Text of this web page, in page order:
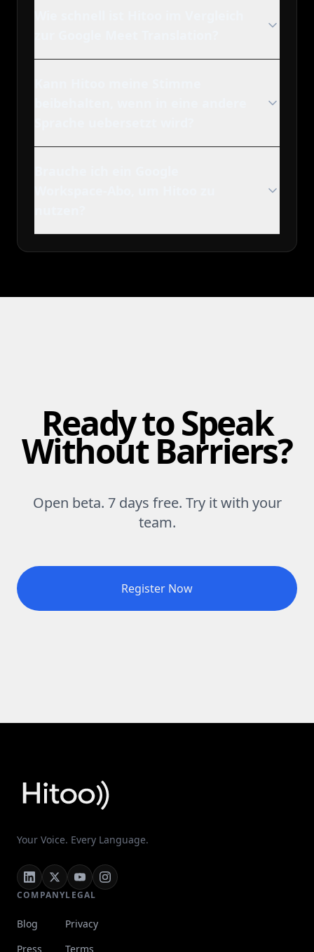
Ready to Speak
Without Barriers?
Open beta. 7 days free. Try it with your
team.
Register Now
Your Voice. Every Language.
COMPANY
Blog
Press
LEGAL
Privacy
Terms